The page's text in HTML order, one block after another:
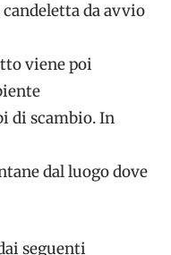
da avvio
viene poi
di scambio. In
dal luogo dove
seguenti